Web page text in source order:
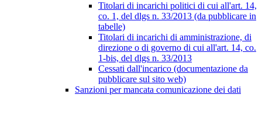
Titolari di incarichi politici di cui all'art. 14,
co. 1, del dlgs n. 33/2013 (da pubblicare in
tabelle)
Titolari di incarichi di amministrazione, di
direzione o di governo di cui all'art. 14, co.
1-bis, del dlgs n. 33/2013
Cessati dall'incarico (documentazione da
pubblicare sul sito web)
Sanzioni per mancata comunicazione dei dati